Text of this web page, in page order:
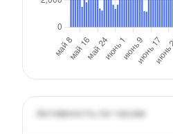
Активность по часам